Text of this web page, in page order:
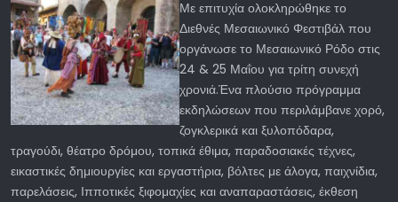
Με επιτυχία ολοκληρώθηκε το
Διεθνές Μεσαιωνικό Φεστιβάλ που
οργάνωσε το Μεσαιωνικό Ρόδο στις
24 & 25 Μαΐου για τρίτη συνεχή
χρονιά.Ένα πλούσιο πρόγραμμα
εκδηλώσεων που περιλάμβανε χορό,
ζογκλερικά και ξυλοπόδαρα,
τραγούδι, θέατρο δρόμου, τοπικά έθιμα, παραδοσιακές τέχνες,
εικαστικές δημιουργίες και εργαστήρια, βόλτες με άλογα, παιχνίδια,
παρελάσεις, Ιπποτικές ξιφομαχίες και αναπαραστάσεις, έκθεση